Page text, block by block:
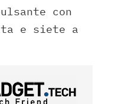
con
e siete a